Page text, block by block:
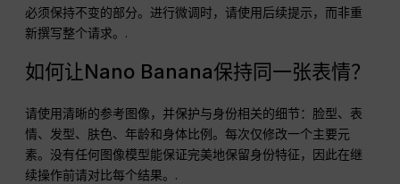
必须保持不变的部分。进行微调时，请使用后续提示，而非重
新撰写整个请求。.
如何让Nano Banana保持同一张表情？
请使用清晰的参考图像，并保护与身份相关的细节：脸型、表
情、发型、肤色、年龄和身体比例。每次仅修改一个主要元
素。没有任何图像模型能保证完美地保留身份特征，因此在继
续操作前请对比每个结果。.